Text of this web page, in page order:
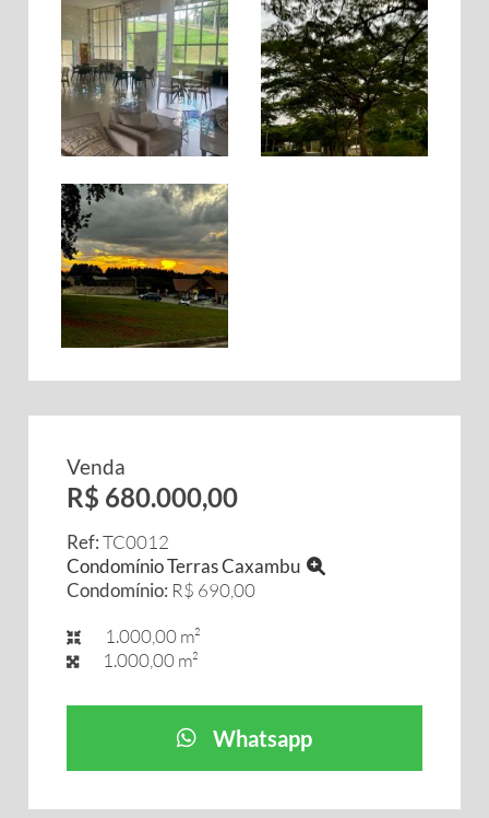
Venda
R$ 680.000,00
Ref:TC0012
Condomínio Terras Caxambu
Condomínio: R$ 690,00
1.000,00 m²
1.000,00 m²
Whatsapp